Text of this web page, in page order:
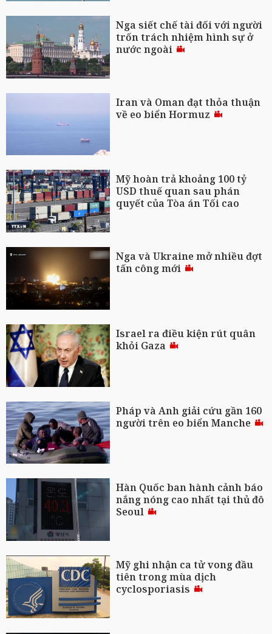
Nga siết chế tài đối với người
trốn trách nhiệm hình sự ở
nước ngoài
Iran và Oman đạt thỏa thuận
về eo biển Hormuz
Mỹ hoàn trả khoảng 100 tỷ
USD thuế quan sau phán
quyết của Tòa án Tối cao
Nga và Ukraine mở nhiều đợt
tấn công mới
Israel ra điều kiện rút quân
khỏi Gaza
Pháp và Anh giải cứu gần 160
người trên eo biển Manche
Hàn Quốc ban hành cảnh báo
nắng nóng cao nhất tại thủ đô
Seoul
Mỹ ghi nhận ca tử vong đầu
tiên trong mùa dịch
cyclosporiasis